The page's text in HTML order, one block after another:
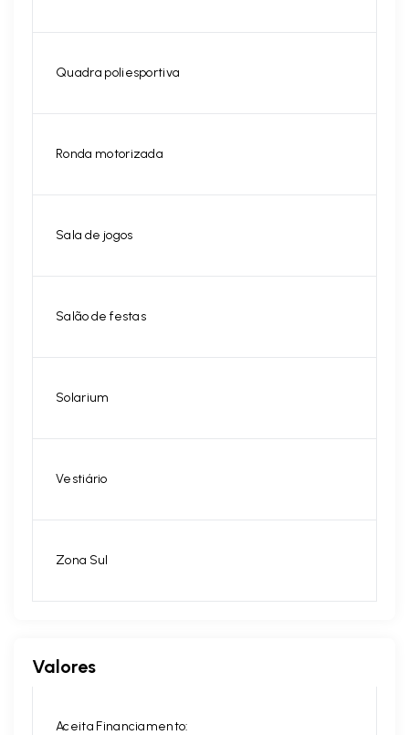
Quadra poliesportiva
Ronda motorizada
Sala de jogos
Salão de festas
Solarium
Vestiário
Zona Sul
Valores
Aceita Financiamento: